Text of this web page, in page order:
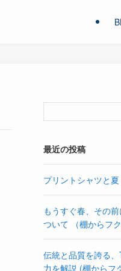
最近の投稿
プリントシャツと夏
もうすぐ春、その
ついて （棚からフク
伝統と品質を誇る
力を解説 (棚からフ